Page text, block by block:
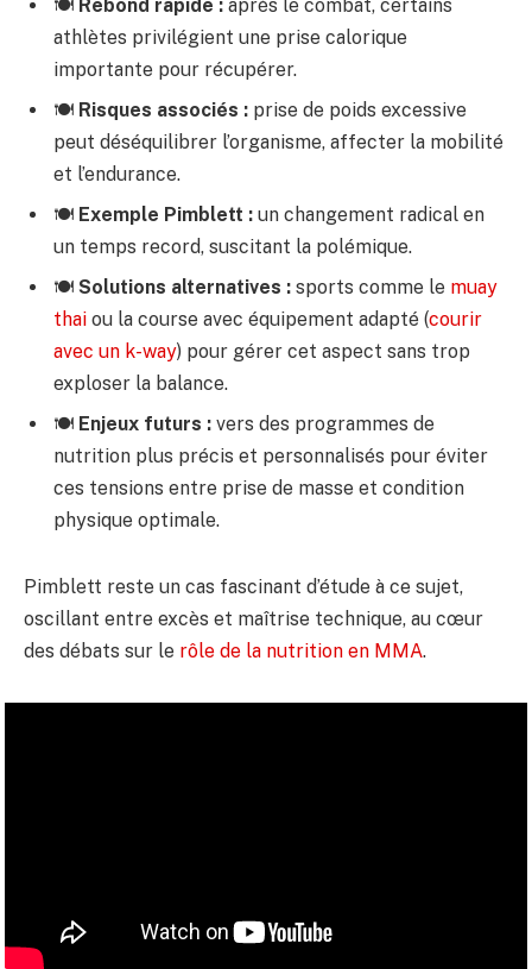
🍽️ Rebond rapide : après le combat, certains
athlètes privilégient une prise calorique
importante pour récupérer.
🍽️ Risques associés : prise de poids excessive
peut déséquilibrer l’organisme, affecter la mobilité
et l’endurance.
🍽️ Exemple Pimblett : un changement radical en
un temps record, suscitant la polémique.
🍽️ Solutions alternatives : sports comme le muay
thai ou la course avec équipement adapté (courir
avec un k-way) pour gérer cet aspect sans trop
exploser la balance.
🍽️ Enjeux futurs : vers des programmes de
nutrition plus précis et personnalisés pour éviter
ces tensions entre prise de masse et condition
physique optimale.
Pimblett reste un cas fascinant d’étude à ce sujet,
oscillant entre excès et maîtrise technique, au cœur
des débats sur le rôle de la nutrition en MMA.